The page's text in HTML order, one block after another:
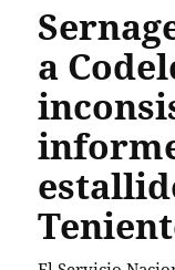
a